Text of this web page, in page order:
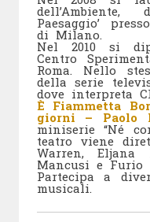
Paesaggio’
di Milano.
Nel 2010 si
Centro
Roma. Nello
della serie
dove interpreta
È Fiammetta
giorni – Paolo
miniserie “Né
teatro viene
Warren, Eljana
Mancusi e Furio
Partecipa a
musicali.